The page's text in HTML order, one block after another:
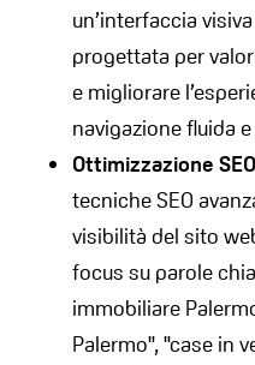
un’interfaccia
progettata per
e migliorare
navigazione fluida
Ottimizzazione
tecniche SEO
visibilità del sito
focus su parole
immobiliare
Palermo", "case in